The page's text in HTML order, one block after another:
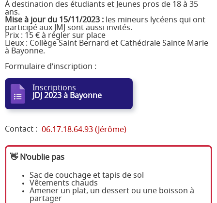
À destination des étudiants et Jeunes pros de 18 à 35
ans.
Mise à jour du 15/11/2023 : les mineurs lycéens qui ont
participé aux JMJ sont aussi invités.
Prix : 15 € à régler sur place
Lieux : Collège Saint Bernard et Cathédrale Sainte Marie
à Bayonne.
Formulaire d’inscription :
Inscriptions
JDJ 2023 à Bayonne
Contact : 06.17.18.64.93 (Jérôme)
👋 N’oublie pas
Sac de couchage et tapis de sol
Vêtements chauds
Amener un plat, un dessert ou une boisson à
partager